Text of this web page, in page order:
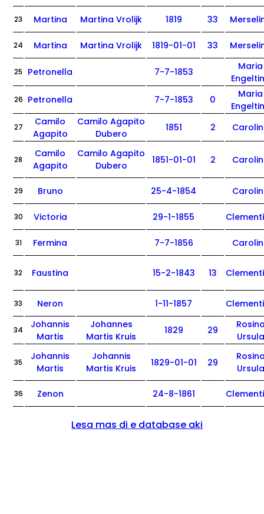
23 Martina Martina Vrolijk 1819 33
24 Martina Martina Vrolijk 1819-01-01 33
25 Petronella 7-7-1853
Maria
26 Petronella 7-7-1853 0
Maria
27
Camilo
Agapito
Camilo Agapito
Dubero
1851 2
28
Camilo
Agapito
Camilo Agapito
Dubero
1851-01-01 2
29 Bruno 25-4-1854
30 Victoria 29-1-1855
31 Fermina 7-7-1856
32 Faustina 15-2-1843 13
33 Neron 1-11-1857
34
Johannis
Martis
Johannes
Martis Kruis
1829 29
Ursula
35
Johannis
Martis
Johannis
Martis Kruis
1829-01-01 29
Ursula
36 Zenon 24-8-1861
Lesa mas di e database aki